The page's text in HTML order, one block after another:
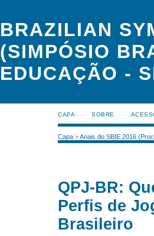
BRAZILIAN
(SIMPÓSIO
EDUCAÇÃO -
CAPA SOBRE
Capa >Anais do SBIE 2016
QPJ-BR:
Perfis de
Brasileiro